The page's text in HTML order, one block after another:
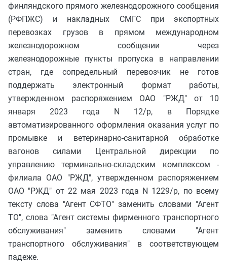
финляндского прямого железнодорожного сообщения
(РФПЖС) и накладных СМГС при экспортных
перевозках грузов в прямом международном
железнодорожном сообщении через
железнодорожные пункты пропуска в направлении
стран, где сопредельный перевозчик не готов
поддержать электронный формат работы,
утвержденном распоряжением ОАО "РЖД" от 10
января 2023 года N 12/р, в Порядке
автоматизированного оформления оказания услуг по
промывке и ветеринарно-санитарной обработке
вагонов силами Центральной дирекции по
управлению терминально-складским комплексом -
филиала ОАО "РЖД", утвержденном распоряжением
ОАО "РЖД" от 22 мая 2023 года N 1229/р, по всему
тексту слова "Агент СФТО" заменить словами "Агент
ТО", слова "Агент системы фирменного транспортного
обслуживания" заменить словами "Агент
транспортного обслуживания" в соответствующем
падеже.